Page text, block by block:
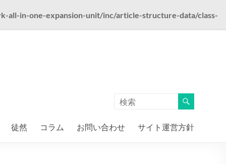
all-in-one-expansion-unit/inc/article-structure-data/class-
徒然 コラム お問い合わせ サイト運営方針